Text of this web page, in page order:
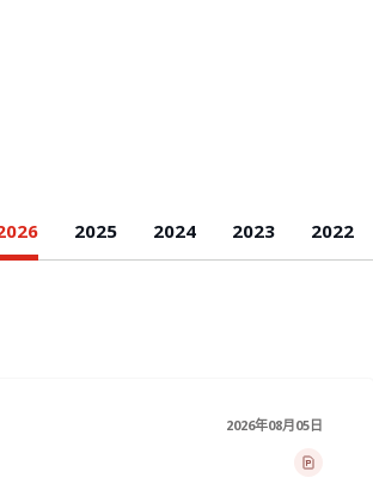
2025 2024 2023 2022
2026年08月05日